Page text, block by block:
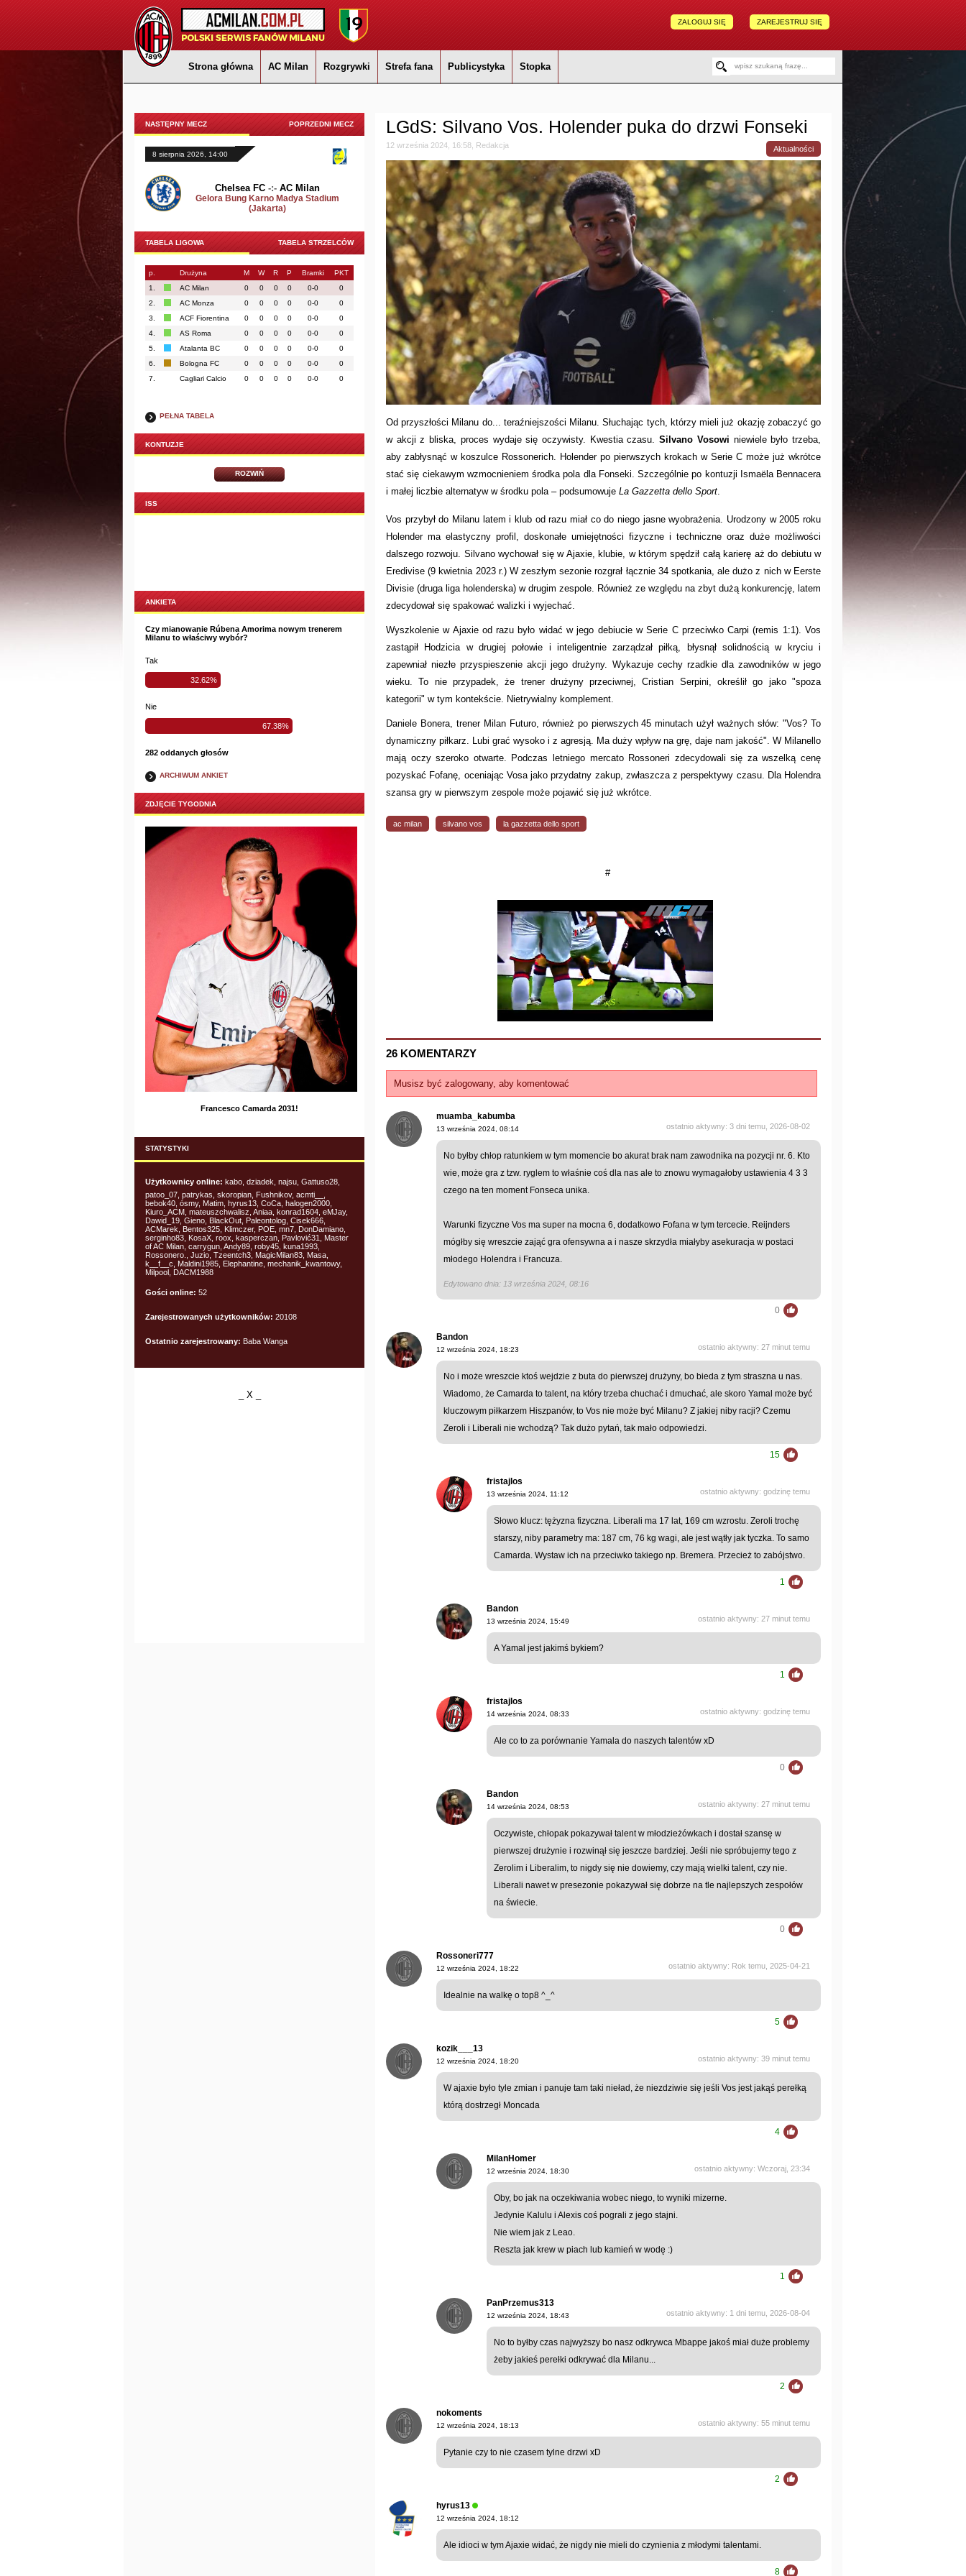
ZAREJESTRUJ SIĘ
ZALOGUJ SIĘ
Strona główna AC Milan Rozgrywki Strefa fana Publicystyka Stopka
NASTĘPNY MECZ POPRZEDNI MECZ
8 sierpnia 2026, 14:00
Chelsea FC -:- AC Milan
Gelora Bung Karno Madya Stadium
(Jakarta)
TABELA LIGOWA TABELA STRZELCÓW
p. Drużyna M W R P Bramki
PKT
1.
AC Milan 0 0 0 0 0-0
0
2.
AC Monza 0 0 0 0 0-0
0
3.
ACF Fiorentina 0 0 0 0 0-0
0
4.
AS Roma 0 0 0 0 0-0
0
5.
Atalanta BC 0 0 0 0 0-0
0
6.
Bologna FC 0 0 0 0 0-0
0
7.
Cagliari Calcio 0 0 0 0 0-0 0
PEŁNA TABELA
KONTUZJE
ROZWIŃ
ISS
ANKIETA
Czy mianowanie Rúbena Amorima nowym trenerem
Milanu to właściwy wybór?
Tak
32.62%
Nie
67.38%
282 oddanych głosów
ARCHIWUM ANKIET
ZDJĘCIE TYGODNIA
Francesco Camarda 2031!
STATYSTYKI
Użytkownicy online: kabo, dziadek, najsu, Gattuso28,
patoo_07, patrykas, skoropian, Fushnikov, acmti__,
bebok40, ósmy, Matim, hyrus13, CoCa, halogen2000,
Kiuro_ACM, mateuszchwalisz, Aniaa, konrad1604, eMJay,
Dawid_19, Gieno, BlackOut, Paleontolog, Cisek666,
ACMarek, Bentos325, Klimczer, POE, mn7, DonDamiano,
serginho83, KosaX, roox, kasperczan, Pavlović31, Master
of AC Milan, carrygun, Andy89, roby45, kuna1993,
Rossonero., Juzio, Tzeentch3, MagicMilan83, Masa,
k__f__c, Maldini1985, Elephantine, mechanik_kwantowy,
Milpool, DACM1988
Gości online: 52
Zarejestrowanych użytkowników: 20108
Ostatnio zarejestrowany: Baba Wanga
_ X _
LGdS: Silvano Vos. Holender puka do drzwi Fonseki
12 września 2024, 16:58, Redakcja Aktualności
Od przyszłości Milanu do... teraźniejszości Milanu. Słuchając tych, którzy mieli już okazję zobaczyć go
w akcji z bliska, proces wydaje się oczywisty. Kwestia czasu.Silvano Vosowi niewiele było trzeba,
aby zabłysnąć w koszulce Rossonerich. Holender po pierwszych krokach w Serie C może już wkrótce
stać się ciekawym wzmocnieniem środka pola dla Fonseki. Szczególnie po kontuzji Ismaëla Bennacera
i małej liczbie alternatyw w środku pola – podsumowuje La Gazzetta dello Sport
Vos przybył do Milanu latem i klub od razu miał co do niego jasne wyobrażenia. Urodzony w 2005 roku
Holender ma elastyczny profil, doskonałe umiejętności fizyczne i techniczne oraz duże możliwości
dalszego rozwoju. Silvano wychował się w Ajaxie, klubie, w którym spędził całą karierę aż do debiutu w
Eredivise (9 kwietnia 2023 r.) W zeszłym sezonie rozgrał łącznie 34 spotkania, ale dużo z nich w Eerste
Divisie (druga liga holenderska) w drugim zespole. Również ze względu na zbyt dużą konkurencję, latem
zdecydował się spakować walizki i wyjechać.
Wyszkolenie w Ajaxie od razu było widać w jego debiucie w Serie C przeciwko Carpi (remis 1:1). Vos
zastąpił Hodzicia w drugiej połowie i inteligentnie zarządzał piłką, błysnął solidnością w kryciu i
zapewniał niezłe przyspieszenie akcji jego drużyny. Wykazuje cechy rzadkie dla zawodników w jego
wieku. To nie przypadek, że trener drużyny przeciwnej, Cristian Serpini, określił go jako "spoza
kategorii" w tym kontekście. Nietrywialny komplement.
Daniele Bonera, trener Milan Futuro, również po pierwszych 45 minutach użył ważnych słów: "Vos? To
dynamiczny piłkarz. Lubi grać wysoko i z agresją. Ma duży wpływ na grę, daje nam jakość". W Milanello
mają oczy szeroko otwarte. Podczas letniego mercato Rossoneri zdecydowali się za wszelką cenę
pozyskać Fofanę, oceniając Vosa jako przydatny zakup, zwłaszcza z perspektywy czasu. Dla Holendra
szansa gry w pierwszym zespole może pojawić się już wkrótce.
ac milan silvano vos la gazzetta dello sport
#
26 KOMENTARZY
Musisz być zalogowany, aby komentować
muamba_kabumba
ostatnio aktywny: 3 dni temu, 2026-08-02
13 września 2024, 08:14
No byłby chłop ratunkiem w tym momencie bo akurat brak nam zawodnika na pozycji nr. 6. Kto
wie, może gra z tzw. ryglem to właśnie coś dla nas ale to znowu wymagałoby ustawienia 4 3 3
czego na ten moment Fonseca unika.
Warunki fizyczne Vos ma super na mocna 6, dodatkowo Fofana w tym tercecie. Reijnders
mógłby się wreszcie zająć gra ofensywna a i nasze skrzydła miałyby asekuracja w postaci
młodego Holendra i Francuza.
Edytowano dnia: 13 września 2024, 08:16
0
Bandon
ostatnio aktywny: 27 minut temu
12 września 2024, 18:23
No i może wreszcie ktoś wejdzie z buta do pierwszej drużyny, bo bieda z tym straszna u nas.
Wiadomo, że Camarda to talent, na który trzeba chuchać i dmuchać, ale skoro Yamal może być
kluczowym piłkarzem Hiszpanów, to Vos nie może być Milanu? Z jakiej niby racji? Czemu
Zeroli i Liberali nie wchodzą? Tak dużo pytań, tak mało odpowiedzi.
15
fristajlos
ostatnio aktywny: godzinę temu
13 września 2024, 11:12
Słowo klucz: tężyzna fizyczna. Liberali ma 17 lat, 169 cm wzrostu. Zeroli trochę
starszy, niby parametry ma: 187 cm, 76 kg wagi, ale jest wątły jak tyczka. To samo
Camarda. Wystaw ich na przeciwko takiego np. Bremera. Przecież to zabójstwo.
1
Bandon
ostatnio aktywny: 27 minut temu
13 września 2024, 15:49
A Yamal jest jakimś bykiem?
1
fristajlos
ostatnio aktywny: godzinę temu
14 września 2024, 08:33
Ale co to za porównanie Yamala do naszych talentów xD
0
Bandon
ostatnio aktywny: 27 minut temu
14 września 2024, 08:53
Oczywiste, chłopak pokazywał talent w młodzieżówkach i dostał szansę w
pierwszej drużynie i rozwinął się jeszcze bardziej. Jeśli nie spróbujemy tego z
Zerolim i Liberalim, to nigdy się nie dowiemy, czy mają wielki talent, czy nie.
Liberali nawet w presezonie pokazywał się dobrze na tle najlepszych zespołów
na świecie.
0
Rossoneri777
ostatnio aktywny: Rok temu, 2025-04-21
12 września 2024, 18:22
Idealnie na walkę o top8 ^_^
5
kozik___13
ostatnio aktywny: 39 minut temu
12 września 2024, 18:20
W ajaxie było tyle zmian i panuje tam taki nieład, że niezdziwie się jeśli Vos jest jakąś perełką
którą dostrzegł Moncada
4
MilanHomer
ostatnio aktywny: Wczoraj, 23:34
12 września 2024, 18:30
Oby, bo jak na oczekiwania wobec niego, to wyniki mizerne.
Jedynie Kalulu i Alexis coś pograli z jego stajni.
Nie wiem jak z Leao.
Reszta jak krew w piach lub kamień w wodę :)
1
PanPrzemus313
ostatnio aktywny: 1 dni temu, 2026-08-04
12 września 2024, 18:43
No to byłby czas najwyższy bo nasz odkrywca Mbappe jakoś miał duże problemy
żeby jakieś perełki odkrywać dla Milanu...
2
nokoments
ostatnio aktywny: 55 minut temu
12 września 2024, 18:13
Pytanie czy to nie czasem tylne drzwi xD
2
hyrus13
12 września 2024, 18:12
Ale idioci w tym Ajaxie widać, że nigdy nie mieli do czynienia z młodymi talentami.
8